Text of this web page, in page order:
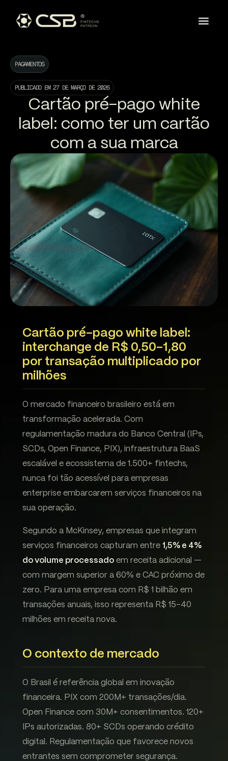
PAGAMENTOS
PUBLICADO EM 27 DE MARÇO DE 2026
Cartão pré-pago white
label: como ter um cartão
com a sua marca
Cartão pré-pago white label:
interchange de R$ 0,50-1,80
por transação multiplicado por
milhões
O mercado financeiro brasileiro está em
transformação acelerada. Com
regulamentação madura do Banco Central (IPs,
SCDs, Open Finance, PIX), infraestrutura BaaS
escalável e ecossistema de 1.500+ fintechs,
nunca foi tão acessível para empresas
enterprise embarcarem serviços financeiros na
sua operação.
Segundo a McKinsey, empresas que integram
serviços financeiros capturam entre 1,5% e 4%
do volume processado em receita adicional —
com margem superior a 60% e CAC próximo de
zero. Para uma empresa com R$ 1 bilhão em
transações anuais, isso representa R$ 15-40
milhões em receita nova.
O contexto de mercado
O Brasil é referência global em inovação
financeira. PIX com 200M+ transações/dia.
Open Finance com 30M+ consentimentos. 120+
IPs autorizadas. 80+ SCDs operando crédito
digital. Regulamentação que favorece novos
entrantes sem comprometer segurança.